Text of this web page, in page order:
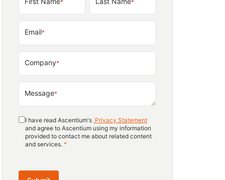
* *
Email*
Company*
Message*
I have read Ascentium's Privacy Statement
and agree to Ascentium using my information
provided to contact me about related content
and services. *